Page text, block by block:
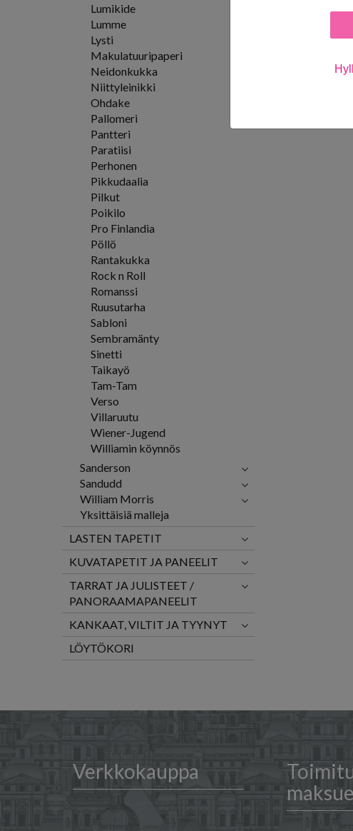
Lumikide
Lumme
Lysti
Makulatuuripaperi
Neidonkukka
Niittyleinikki
Ohdake
Pallomeri
Pantteri
Paratiisi
Perhonen
Pikkudaalia
Pilkut
Poikilo
Pro Finlandia
Pöllö
Rantakukka
Rock n Roll
Romanssi
Ruusutarha
Sabloni
Sembramänty
Sinetti
Taikayö
Tam-Tam
Verso
Villaruutu
Wiener-Jugend
Williamin köynnös
Sanderson
Sandudd
William Morris
Yksittäisiä malleja
LASTEN TAPETIT
KUVATAPETIT JA PANEELIT
TARRAT JA JULISTEET /
PANORAAMAPANEELIT
KANKAAT, VILTIT JA TYYNYT
LÖYTÖKORI
Verkkokauppa